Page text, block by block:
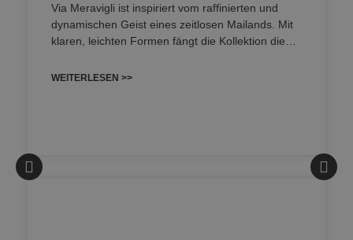
Via Meravigli ist inspiriert vom raffinierten und
dynamischen Geist eines zeitlosen Mailands. Mit
klaren, leichten Formen fängt die Kollektion die…
WEITERLESEN >>